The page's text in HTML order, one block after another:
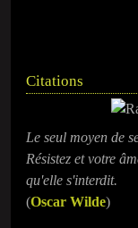
Citations
Le seul moyen de
Résistez et votre
qu'elle s'interdit.
(Oscar Wilde)